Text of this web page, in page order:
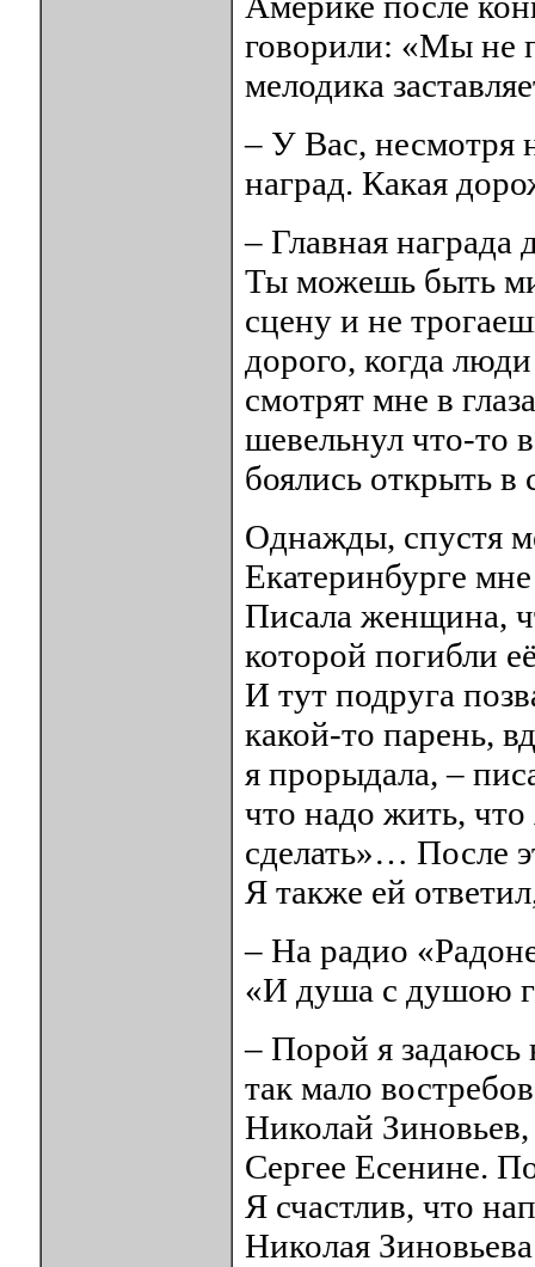
говорили: «Мы не
мелодика
– У Вас, несмотря
наград. Какая
– Главная награда
Ты можешь быть
сцену и не
дорого, когда
смотрят мне в
шевельнул что-то
боялись открыть в
Однажды, спустя
Екатеринбурге
Писала женщина,
которой погибли
И тут подруга
какой-то парень,
я прорыдала, –
что надо жить,
сделать»… После
Я также ей
– На радио
«И душа с душою
– Порой я задаюсь
так мало
Николай
Сергее Есенине.
Я счастлив, что
Николая